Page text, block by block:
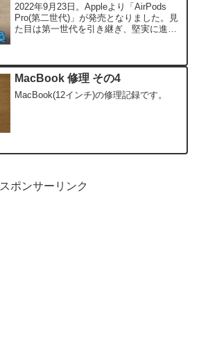
2022年9月23日。Appleより「AirPods
Pro(第二世代)」が発売となりました。見
た目は第一世代を引き継ぎ、堅実に進化
使用していますが、故障...
MacBook 修理 その4
MacBook(12インチ)の修理記録です。
スポンサーリンク